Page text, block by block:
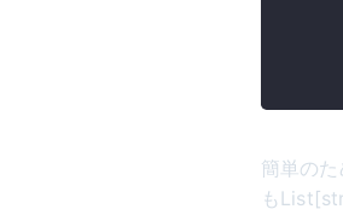
簡単の
も